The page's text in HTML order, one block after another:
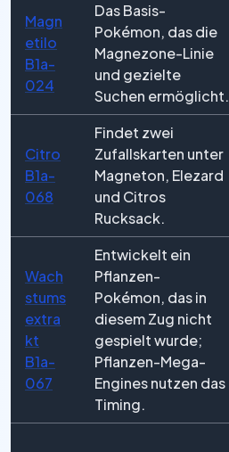
Magn
etilo
B1a-
024
Das Basis-
Pokémon, das die
Magnezone-Linie
und gezielte
Suchen ermöglicht.
Citro
B1a-
068
Findet zwei
Zufallskarten unter
Magneton, Elezard
und Citros
Rucksack.
Wach
stums
extra
kt
B1a-
067
Entwickelt ein
Pflanzen-
Pokémon, das in
diesem Zug nicht
gespielt wurde;
Pflanzen-Mega-
Engines nutzen das
Timing.